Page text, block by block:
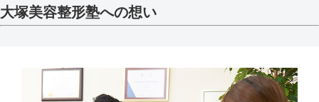
大塚美容整形塾への想い